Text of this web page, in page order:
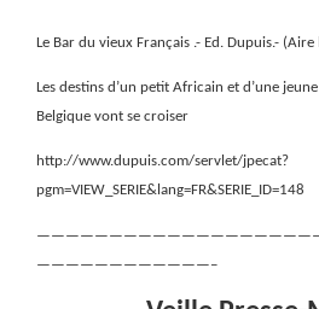
Le Bar du vieux Français .- Ed. Dupuis.- (Aire
Les destins d’un petit Africain et d’une
Belgique vont se croiser
http://www.dupuis.com/servlet/jpecat?
pgm=VIEW_SERIE&lang=FR&SERIE_ID=148
————————————–